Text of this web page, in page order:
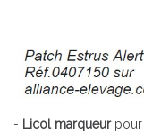
- Licol marqueurpour